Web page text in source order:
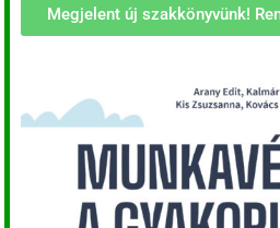
Megjelent új szakkönyvünk!